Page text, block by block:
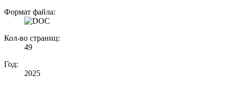
Формат файла:
Кол-во страниц:
49
Год:
2025